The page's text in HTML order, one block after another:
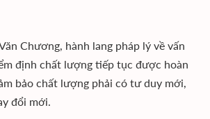
Chương, hành lang pháp lý về vấn
định chất lượng tiếp tục được hoàn
bảo chất lượng phải có tư duy mới,
đổi mới.